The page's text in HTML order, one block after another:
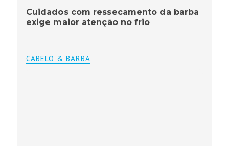
Cuidados com ressecamento da barba
exige maior atenção no frio
CABELO & BARBA